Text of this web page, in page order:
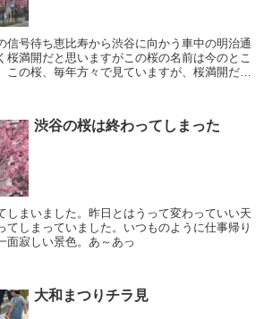
信号待ち恵比寿から渋谷に向かう車中の明治通
桜満開だと思いますがこの桜の名前は今のとこ
この桜、毎年方々で見ていますが、桜満開だ～
渋谷の桜は終わってしまった
しまいました。昨日とはうって変わっていい天
てしまっていました。いつものように仕事帰り
面寂しい景色。あ～あっ
大和まつりチラ見